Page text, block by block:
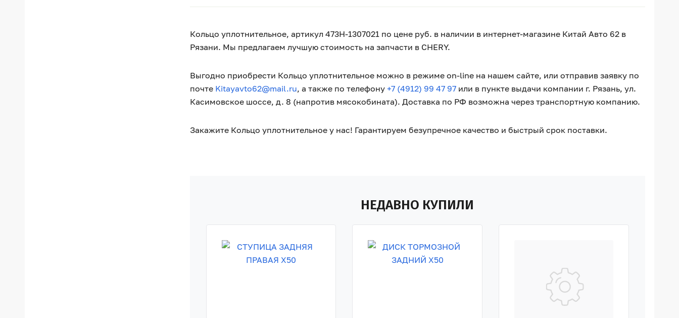
Кольцо уплотнительное, артикул 473H-1307021 по цене руб. в наличии в интернет-магазине Китай Авто 62 в
Рязани. Мы предлагаем лучшую стоимость на запчасти в CHERY.
Выгодно приобрести Кольцо уплотнительное можно в режиме on-line на нашем сайте, или отправив заявку по
почте Kitayavto62@mail.ru, а также по телефону +7 (4912) 99 47 97или в пункте выдачи компании г. Рязань, ул.
Касимовское шоссе, д. 8 (напротив мясокобината). Доставка по РФ возможна через транспортную компанию.
Закажите Кольцо уплотнительное у нас! Гарантируем безупречное качество и быстрый срок поставки.
НЕДАВНО КУПИЛИ